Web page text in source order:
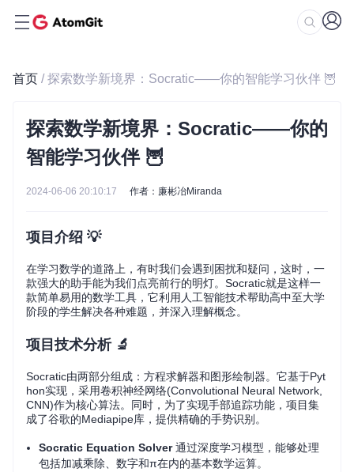
首页 / 探索数学新境界：Socratic——你的智能学习伙伴 🦉
探索数学新境界：Socratic——你的
智能学习伙伴 🦉
2024-06-06 20:10:17 作者：廉彬冶Miranda
项目介绍 💡
在学习数学的道路上，有时我们会遇到困扰和疑问，这时，一
款强大的助手能为我们点亮前行的明灯。Socratic就是这样一
款简单易用的数学工具，它利用人工智能技术帮助高中至大学
阶段的学生解决各种难题，并深入理解概念。
项目技术分析 🔬
Socratic由两部分组成：方程求解器和图形绘制器。它基于Pyt
hon实现，采用卷积神经网络(Convolutional Neural Network,
CNN)作为核心算法。同时，为了实现手部追踪功能，项目集
成了谷歌的Mediapipe库，提供精确的手势识别。
Socratic Equation Solver通过深度学习模型，能够处理
包括加减乘除、数字和π在内的基本数学运算。